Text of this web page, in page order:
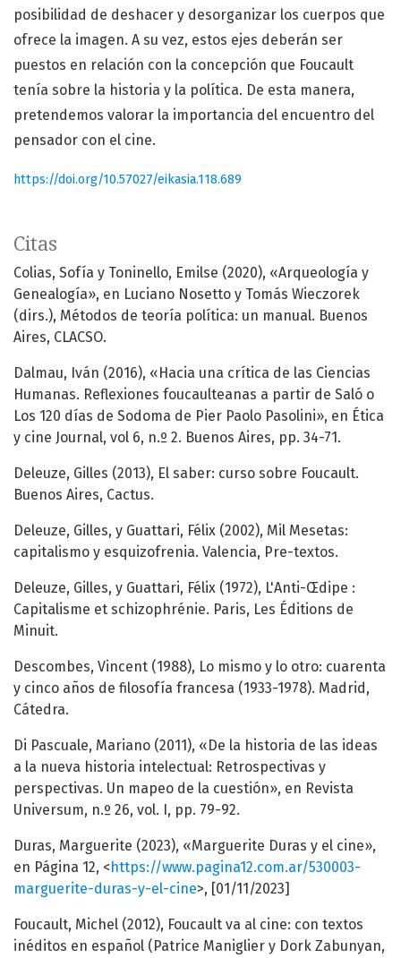
posibilidad de deshacer y desorganizar los cuerpos que
ofrece la imagen. A su vez, estos ejes deberán ser
puestos en relación con la concepción que Foucault
tenía sobre la historia y la política. De esta manera,
pretendemos valorar la importancia del encuentro del
pensador con el cine.
https://doi.org/10.57027/eikasia.118.689
Citas
Colias, Sofía y Toninello, Emilse (2020), «Arqueología y
Genealogía», en Luciano Nosetto y Tomás Wieczorek
(dirs.), Métodos de teoría política: un manual. Buenos
Aires, CLACSO.
Dalmau, Iván (2016), «Hacia una crítica de las Ciencias
Humanas. Reflexiones foucaulteanas a partir de Saló o
Los 120 días de Sodoma de Pier Paolo Pasolini», en Ética
y cine Journal, vol 6, n.º 2. Buenos Aires, pp. 34-71.
Deleuze, Gilles (2013), El saber: curso sobre Foucault.
Buenos Aires, Cactus.
Deleuze, Gilles, y Guattari, Félix (2002), Mil Mesetas:
capitalismo y esquizofrenia. Valencia, Pre-textos.
Deleuze, Gilles, y Guattari, Félix (1972), L'Anti-Œdipe :
Capitalisme et schizophrénie. Paris, Les Éditions de
Minuit.
Descombes, Vincent (1988), Lo mismo y lo otro: cuarenta
y cinco años de filosofía francesa (1933-1978). Madrid,
Cátedra.
Di Pascuale, Mariano (2011), «De la historia de las ideas
a la nueva historia intelectual: Retrospectivas y
perspectivas. Un mapeo de la cuestión», en Revista
Universum, n.º 26, vol. I, pp. 79-92.
Duras, Marguerite (2023), «Marguerite Duras y el cine»,
en Página 12, <https://www.pagina12.com.ar/530003-
marguerite-duras-y-el-cine>, [01/11/2023]
Foucault, Michel (2012), Foucault va al cine: con textos
inéditos en español (Patrice Maniglier y Dork Zabunyan,